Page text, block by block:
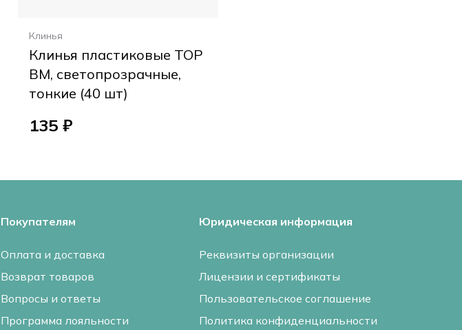
Клинья
Клинья пластиковые ТОР
ВМ, светопрозрачные,
тонкие (40 шт)
135 ₽
Покупателям
Оплата и доставка
Возврат товаров
Вопросы и ответы
Программа лояльности
Юридическая информация
Реквизиты организации
Лицензии и сертификаты
Пользовательское соглашение
Политика конфиденциальности